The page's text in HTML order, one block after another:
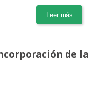
Leer más
de la